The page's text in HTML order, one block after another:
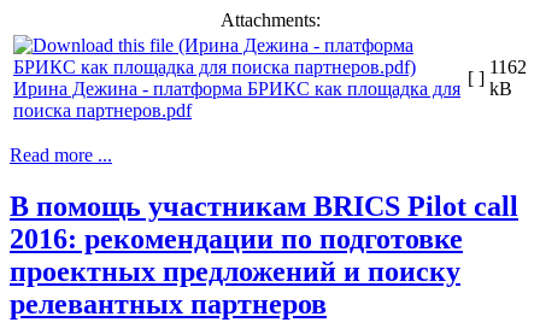
Attachments:
Ирина Дежина - платформа БРИКС как площадка для
поиска партнеров.pdf
[ ]
1162
kB
Read more ...
В помощь участникам BRICS Pilot call
2016: рекомендации по подготовке
проектных предложений и поиску
релевантных партнеров